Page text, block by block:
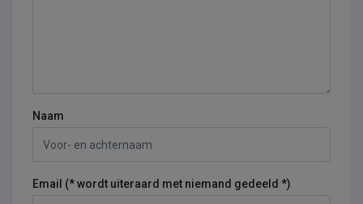
Naam
Email (* wordt uiteraard met niemand gedeeld *)